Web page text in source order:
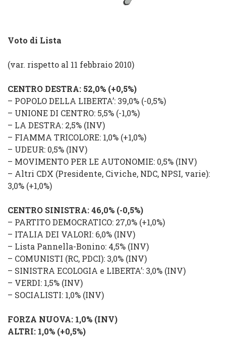
Voto di Lista
(var. rispetto al 11 febbraio 2010)
CENTRO DESTRA: 52,0% (+0,5%)
– POPOLO DELLA LIBERTA’: 39,0% (-0,5%)
– UNIONE DI CENTRO: 5,5% (-1,0%)
– LA DESTRA: 2,5% (INV)
– FIAMMA TRICOLORE: 1,0% (+1,0%)
– UDEUR: 0,5% (INV)
– MOVIMENTO PER LE AUTONOMIE: 0,5% (INV)
– Altri CDX (Presidente, Civiche, NDC, NPSI, varie):
3,0% (+1,0%)
CENTRO SINISTRA: 46,0% (-0,5%)
– PARTITO DEMOCRATICO: 27,0% (+1,0%)
– ITALIA DEI VALORI: 6,0% (INV)
– Lista Pannella-Bonino: 4,5% (INV)
– COMUNISTI (RC, PDCI): 3,0% (INV)
– SINISTRA ECOLOGIA e LIBERTA’: 3,0% (INV)
– VERDI: 1,5% (INV)
– SOCIALISTI: 1,0% (INV)
FORZA NUOVA: 1,0% (INV)
ALTRI: 1,0% (+0,5%)